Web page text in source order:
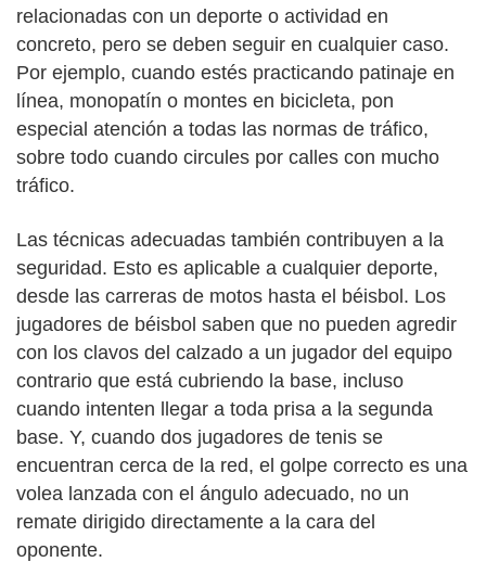
relacionadas con un deporte o actividad en
concreto, pero se deben seguir en cualquier caso.
Por ejemplo, cuando estés practicando patinaje en
línea, monopatín o montes en bicicleta, pon
especial atención a todas las normas de tráfico,
sobre todo cuando circules por calles con mucho
tráfico.
Las técnicas adecuadas también contribuyen a la
seguridad. Esto es aplicable a cualquier deporte,
desde las carreras de motos hasta el béisbol. Los
jugadores de béisbol saben que no pueden agredir
con los clavos del calzado a un jugador del equipo
contrario que está cubriendo la base, incluso
cuando intenten llegar a toda prisa a la segunda
base. Y, cuando dos jugadores de tenis se
encuentran cerca de la red, el golpe correcto es una
volea lanzada con el ángulo adecuado, no un
remate dirigido directamente a la cara del
oponente.